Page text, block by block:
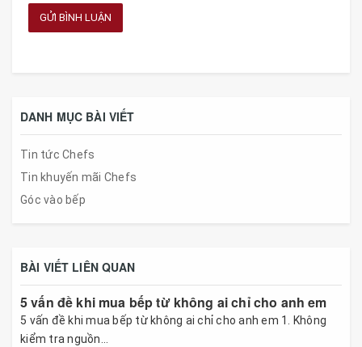
GỬI BÌNH LUẬN
DANH MỤC BÀI VIẾT
Tin tức Chefs
Tin khuyến mãi Chefs
Góc vào bếp
BÀI VIẾT LIÊN QUAN
5 vấn đề khi mua bếp từ không ai chỉ cho anh em
5 vấn đề khi mua bếp từ không ai chỉ cho anh em 1. Không
kiểm tra nguồn...